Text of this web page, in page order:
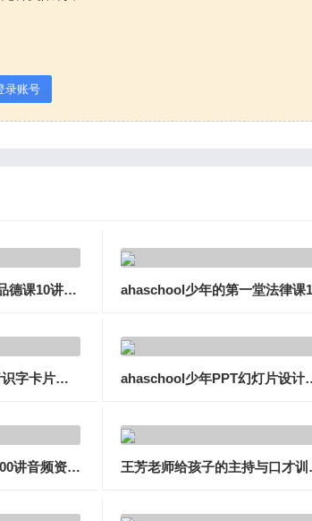
录账号
ahashool少年第一堂品德课10讲视频
《4000+汉字启蒙拼音识字卡片》常用中文认字卡制作PDF/WORD ahaschool少年PPT幻
给孩子的趣味中国史100讲音频资源(张国庆 陆佳炜) 王芳老